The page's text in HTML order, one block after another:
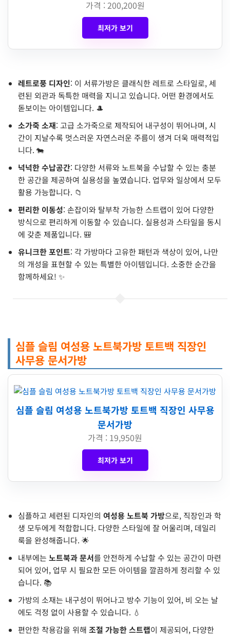
가격 : 200,200원
최저가 보기
레트로풍 디자인: 이 서류가방은 클래식한 레트로 스타일로, 세
련된 외관과 독특한 매력을 지니고 있습니다. 어떤 환경에서도
돋보이는 아이템입니다. 🎩
소가죽 소재: 고급 소가죽으로 제작되어 내구성이 뛰어나며, 시
간이 지날수록 멋스러운 자연스러운 주름이 생겨 더욱 매력적입
니다. 🐄
넉넉한 수납공간: 다양한 서류와 노트북을 수납할 수 있는 충분
한 공간을 제공하여 실용성을 높였습니다. 업무와 일상에서 모두
활용 가능합니다. 📁
편리한 이동성: 손잡이와 탈부착 가능한 스트랩이 있어 다양한
방식으로 편리하게 이동할 수 있습니다. 실용성과 스타일을 동시
에 갖춘 제품입니다. 🎒
유니크한 포인트: 각 가방마다 고유한 패턴과 색상이 있어, 나만
의 개성을 표현할 수 있는 특별한 아이템입니다. 소중한 순간을
함께하세요! ✨
심플 슬림 여성용 노트북가방 토트백 직장인
사무용 문서가방
심플 슬림 여성용 노트북가방 토트백 직장인 사무용
문서가방
가격 : 19,950원
최저가 보기
심플하고 세련된 디자인의 여성용 노트북 가방으로, 직장인과 학
생 모두에게 적합합니다. 다양한 스타일에 잘 어울리며, 데일리
룩을 완성해줍니다. 🌟
내부에는 노트북과 문서를 안전하게 수납할 수 있는 공간이 마련
되어 있어, 업무 시 필요한 모든 아이템을 깔끔하게 정리할 수 있
습니다. 📚
가방의 소재는 내구성이 뛰어나고 방수 기능이 있어, 비 오는 날
에도 걱정 없이 사용할 수 있습니다. 💧
편안한 착용감을 위해 조절 가능한 스트랩이 제공되어, 다양한